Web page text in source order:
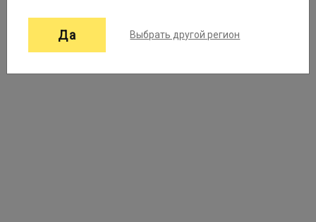
Да Выбрать другой регион